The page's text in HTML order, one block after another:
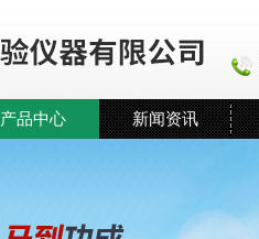
产品中心 新闻资讯